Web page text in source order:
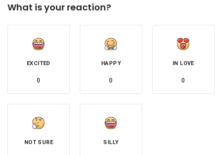
What is your reaction?
EXCITED
0
HAPPY
0
IN LOVE
0
NOT SURE SILLY